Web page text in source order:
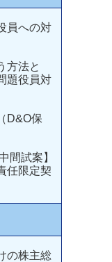
員への対
方法と
題役員対
D&O保
間試案】
任限定契
の株主総